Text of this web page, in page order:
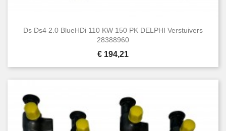
Ds Ds4 2.0 BlueHDi 110 KW 150 PK DELPHI Verstuivers
28388960
Prijs
€ 194,21